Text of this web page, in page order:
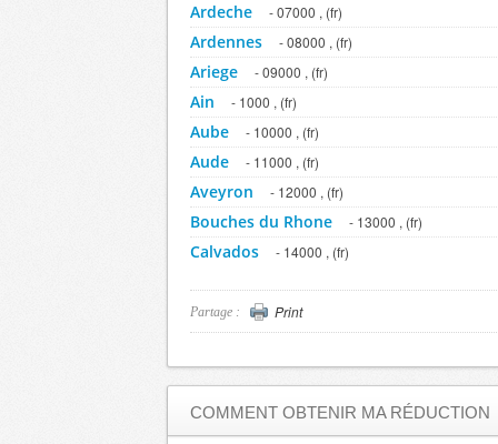
Ardeche - 07000 , (fr)
Ardennes - 08000 , (fr)
Ariege - 09000 , (fr)
Ain - 1000 , (fr)
Aube - 10000 , (fr)
Aude - 11000 , (fr)
Aveyron - 12000 , (fr)
Bouches du Rhone - 13000 , (fr)
Calvados - 14000 , (fr)
Charente - 16000 , (fr)
Cher - 18000 , (fr)
Correze
Aisne - 2000 , (fr)
Partage : Print
COMMENT OBTENIR MA RÉDUCTION